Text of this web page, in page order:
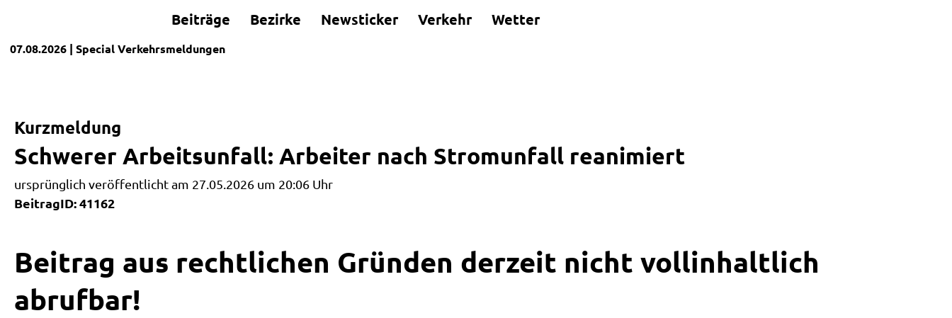
Beiträge Bezirke Newsticker Verkehr Wetter
07.08.2026 | SpecialVerkehrsmeldungen
Kurzmeldung
Schwerer Arbeitsunfall: Arbeiter nach Stromunfall reanimiert
ursprünglich veröffentlicht am 27.05.2026 um 20:06 Uhr
BeitragID: 41162
Beitrag aus rechtlichen Gründen derzeit nicht vollinhaltlich
abrufbar!